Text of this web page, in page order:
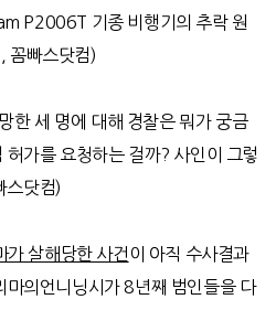
P2006T 기종 비행기의 추락 원
, 꼼빠스닷컴)
한 세 명에 대해 경찰은 뭐가 궁금
허가를 요청하는 걸까? 사인이 그렇
스닷컴)
가 살해당한 사건이 아직 수사결과
마의언니닝시가8년째 범인들을 다